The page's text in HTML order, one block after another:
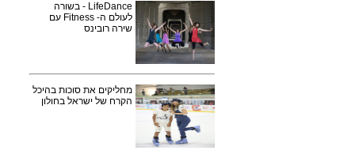
LifeDance - בשורה
לעולם ה- Fitness עם
שירה רובינס
מחליקים את סוכות בהיכל
הקרח של ישראל בחולון